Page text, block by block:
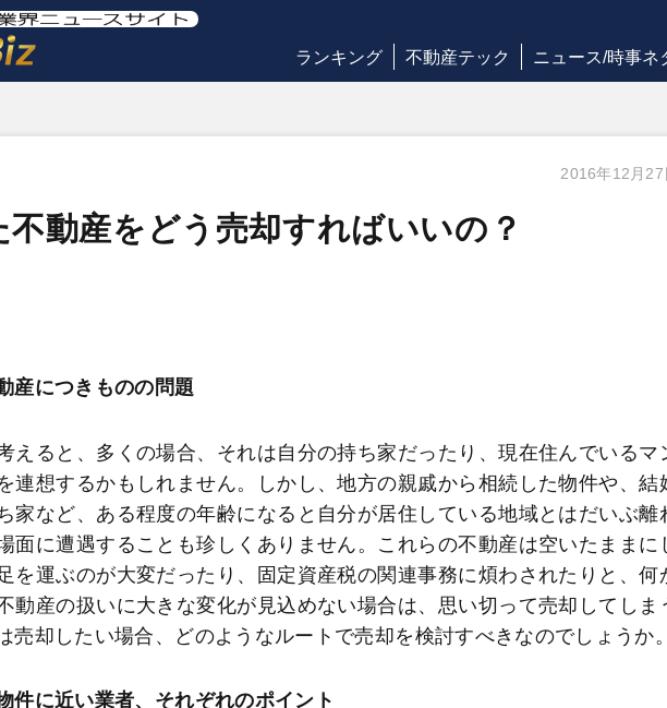
ランキング 不動産テック ニュース/時事ネ
2016年12月27
動産をどう売却すればいいの？
産につきものの問題
えると、多くの場合、それは自分の持ち家だったり、現在住んでいるマ
連想するかもしれません。しかし、地方の親戚から相続した物件や、結
家など、ある程度の年齢になると自分が居住している地域とはだいぶ離
面に遭遇することも珍しくありません。これらの不動産は空いたままに
を運ぶのが大変だったり、固定資産税の関連事務に煩わされたりと、何
動産の扱いに大きな変化が見込めない場合は、思い切って売却してしま
売却したい場合、どのようなルートで売却を検討すべきなのでしょうか
件に近い業者、それぞれのポイント